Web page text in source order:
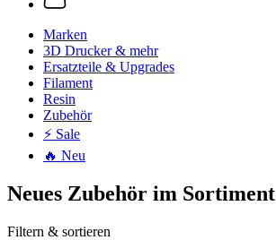
Marken
3D Drucker & mehr
Ersatzteile & Upgrades
Filament
Resin
Zubehör
⚡ Sale
🔥 Neu
Neues Zubehör im Sortiment
Filtern & sortieren